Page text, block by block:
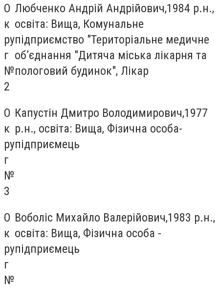
О
к
ру
г
№
2
Любченко Андрій Андрійович,1984 р.н.,
освіта: Вища, Комунальне
підприємство "Територіальне медичне
об’єднання "Дитяча міська лікарня та
пологовий будинок", Лікар
О
к
ру
г
№
3
Капустін Дмитро Володимирович,1977
р.н., освіта: Вища, Фізична особа-
підприємець
О
к
ру
г
№
Воболіс Михайло Валерійович,1983 р.н.,
освіта: Вища, Фізична особа -
підприємець